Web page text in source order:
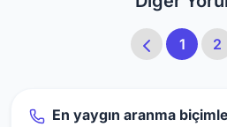
1 2
En yaygın aranma